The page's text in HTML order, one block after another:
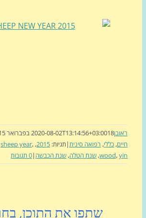
2020-08-02T13:14:56+03:00
|
,רפואה סינית|תגיות:2015
,
,sheep year,
wood
,שנת הטלה,שנת הכבשה|0 תגובות
שתפו את התוכן, בחרו